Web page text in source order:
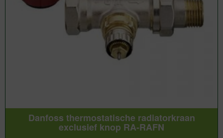
Danfoss thermostatische radiatorkraan
exclusief knop RA-RAFN